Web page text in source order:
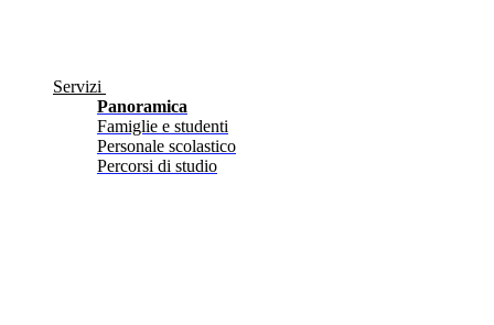
Servizi
Panoramica
Famiglie e studenti
Personale scolastico
Percorsi di studio